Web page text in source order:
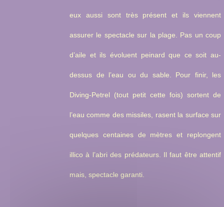
eux aussi sont très présent et ils viennent
assurer le spectacle sur la plage. Pas un coup
d’aile et ils évoluent peinard que ce soit au-
dessus de l’eau ou du sable. Pour finir, les
Diving-Petrel (tout petit cette fois) sortent de
l’eau comme des missiles, rasent la surface sur
quelques centaines de mètres et replongent
illico à l’abri des prédateurs. Il faut être attentif
mais, spectacle garanti.